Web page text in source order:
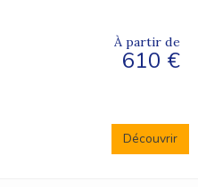
À partir de
610 €
Découvrir